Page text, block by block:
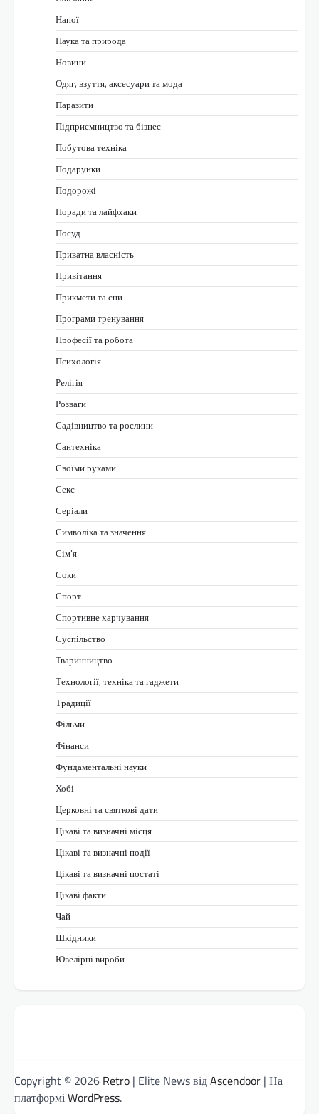
Напої
Наука та природа
Новини
Одяг, взуття, аксесуари та мода
Паразити
Підприємництво та бізнес
Побутова техніка
Подарунки
Подорожі
Поради та лайфхаки
Посуд
Приватна власність
Привітання
Прикмети та сни
Програми тренування
Професії та робота
Психологія
Релігія
Розваги
Садівництво та рослини
Сантехніка
Своїми руками
Секс
Серіали
Символіка та значення
Сім’я
Соки
Спорт
Спортивне харчування
Суспільство
Тваринництво
Технології, техніка та гаджети
Традиції
Фільми
Фінанси
Фундаментальні науки
Хобі
Церковні та святкові дати
Цікаві та визначні місця
Цікаві та визначні події
Цікаві та визначні постаті
Цікаві факти
Чай
Шкідники
Ювелірні вироби
Copyright © 2026 Retro | Elite News відAscendoor | На
платформіWordPress.